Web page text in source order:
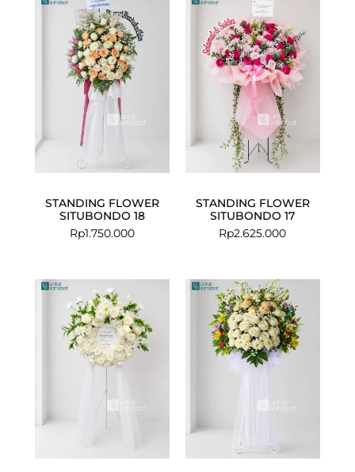
STANDING FLOWER
SITUBONDO 18
Rp1.750.000
STANDING FLOWER
SITUBONDO 17
Rp2.625.000